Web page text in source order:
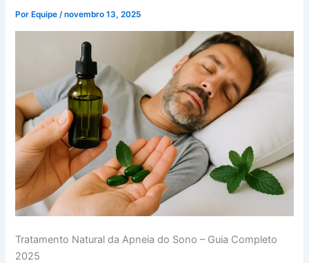
Por Equipe/novembro 13, 2025
Tratamento Natural da Apneia do Sono – Guia Completo
2025